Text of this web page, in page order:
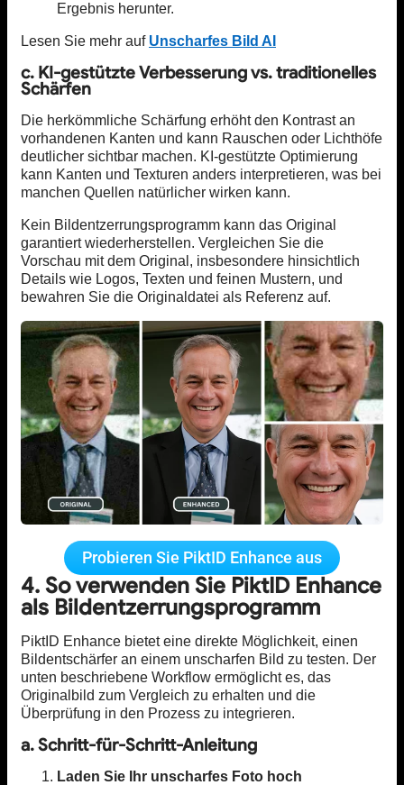
Ergebnis herunter.
Lesen Sie mehr auf Unscharfes Bild AI
c. KI-gestützte Verbesserung vs. traditionelles
Schärfen
Die herkömmliche Schärfung erhöht den Kontrast an
vorhandenen Kanten und kann Rauschen oder Lichthöfe
deutlicher sichtbar machen. KI-gestützte Optimierung
kann Kanten und Texturen anders interpretieren, was bei
manchen Quellen natürlicher wirken kann.
Kein Bildentzerrungsprogramm kann das Original
garantiert wiederherstellen. Vergleichen Sie die
Vorschau mit dem Original, insbesondere hinsichtlich
Details wie Logos, Texten und feinen Mustern, und
bewahren Sie die Originaldatei als Referenz auf.
Probieren Sie PiktID Enhance aus
4. So verwenden Sie PiktID Enhance
als Bildentzerrungsprogramm
PiktID Enhance bietet eine direkte Möglichkeit, einen
Bildentschärfer an einem unscharfen Bild zu testen. Der
unten beschriebene Workflow ermöglicht es, das
Originalbild zum Vergleich zu erhalten und die
Überprüfung in den Prozess zu integrieren.
a. Schritt-für-Schritt-Anleitung
Laden Sie Ihr unscharfes Foto hoch